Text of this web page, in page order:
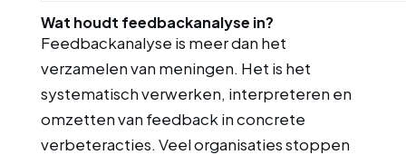
Wat houdt feedbackanalyse in?
Feedbackanalyse is meer dan het
verzamelen van meningen. Het is het
systematisch verwerken, interpreteren en
omzetten van feedback in concrete
verbeteracties. Veel organisaties stoppen